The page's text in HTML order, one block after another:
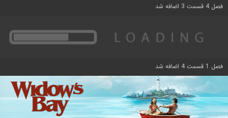
فصل 4 قسمت 3 اضافه شد
فصل 1 قسمت 4 اضافه شد